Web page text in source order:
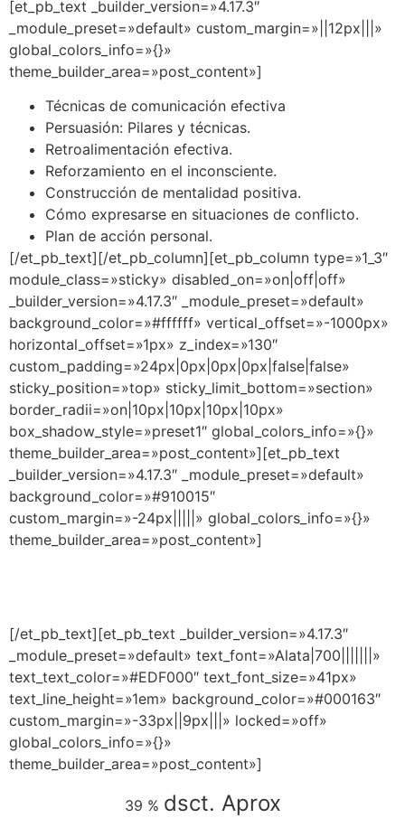
[et_pb_text _builder_version=»4.17.3″
_module_preset=»default» custom_margin=»||12px|||»
global_colors_info=»{}»
theme_builder_area=»post_content»]
Técnicas de comunicación efectiva
Persuasión: Pilares y técnicas.
Retroalimentación efectiva.
Reforzamiento en el inconsciente.
Construcción de mentalidad positiva.
Cómo expresarse en situaciones de conflicto.
Plan de acción personal.
[/et_pb_text][/et_pb_column][et_pb_column type=»1_3″
module_class=»sticky» disabled_on=»on|off|off»
_builder_version=»4.17.3″ _module_preset=»default»
background_color=»#ffffff» vertical_offset=»-1000px»
horizontal_offset=»1px» z_index=»130″
custom_padding=»24px|0px|0px|0px|false|false»
sticky_position=»top» sticky_limit_bottom=»section»
border_radii=»on|10px|10px|10px|10px»
box_shadow_style=»preset1″ global_colors_info=»{}»
theme_builder_area=»post_content»][et_pb_text
_builder_version=»4.17.3″ _module_preset=»default»
background_color=»#910015″
custom_margin=»-24px|||||» global_colors_info=»{}»
theme_builder_area=»post_content»]
[/et_pb_text][et_pb_text _builder_version=»4.17.3″
_module_preset=»default» text_font=»Alata|700|||||||»
text_text_color=»#EDF000″ text_font_size=»41px»
text_line_height=»1em» background_color=»#000163″
custom_margin=»-33px||9px|||» locked=»off»
global_colors_info=»{}»
theme_builder_area=»post_content»]
39 % dsct. Aprox